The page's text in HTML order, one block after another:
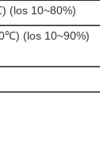
(los 10~80%)
(los 10~90%)